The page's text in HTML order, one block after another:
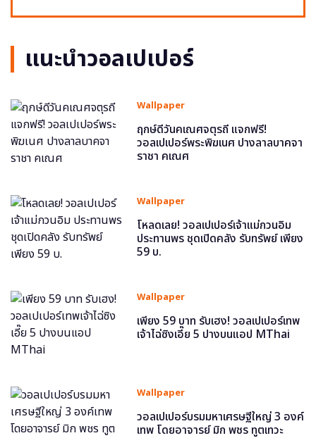
แนะนำวอลเปเปอร์
Wallpaper
ฤกษ์ดีวันคเณศจตุรถี แจกฟรี!
วอลเปเปอร์พระพิฆเนศ ปางลาลบาคจา
ราชา คเณศ
Wallpaper
โหลดเลย! วอลเปเปอร์เจ้าแม่กวนอิม
ประทานพร ชุดเปิดคลัง รับทรัพย์ เพียง
59 บ.
Wallpaper
เพียง 59 บาท รับเฮง! วอลเปเปอร์เทพ
เจ้าไฉ่ซิงเอี๊ย 5 ปางบนแอป MThai
Wallpaper
วอลเปเปอร์บรมมหาเศรษฐีใหญ่ 3 องค์
เทพ โดยอาจารย์ มิก พชร ทูตเทวะ